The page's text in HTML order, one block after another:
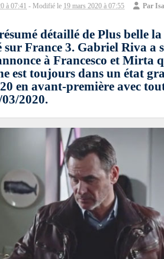
à 07:41 - Modifié le 19 mars 2020 à 07:55 Par
détaillé de Plus belle
France 3. Gabriel Riva a
à Francesco et Mirta
est toujours dans un état
en avant-première avec
2020.